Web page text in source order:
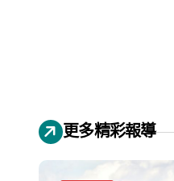
更多精彩報導